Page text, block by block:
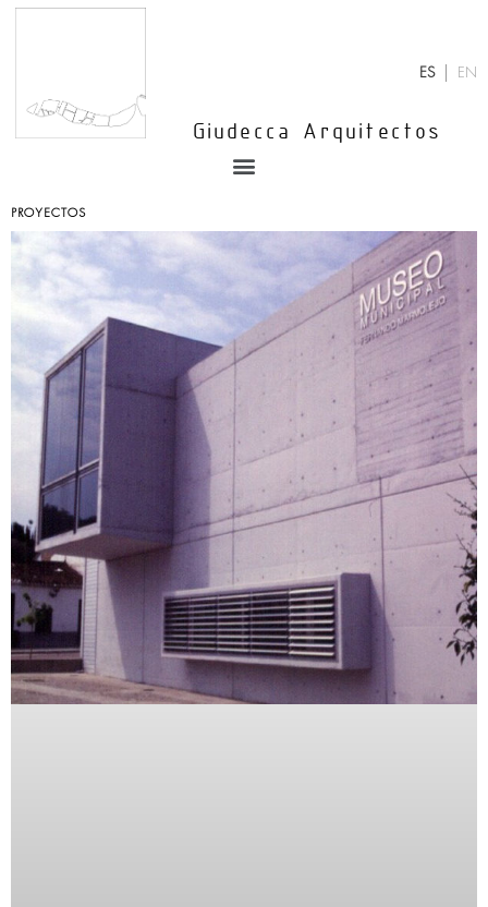
Giudecca Arquitectos
ES EN
Menu
PROYECTOS